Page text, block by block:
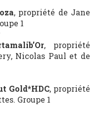
, propriété de Jane
1
, propriété
Nicolas Paul et de
Gold*HDC, propriété
Groupe 1